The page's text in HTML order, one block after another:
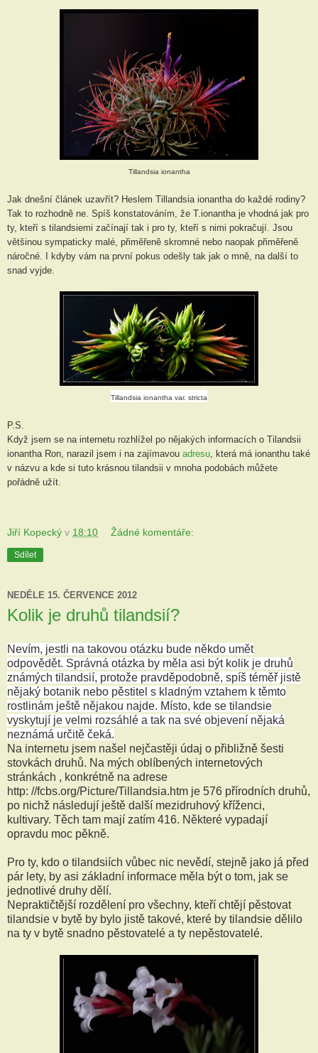
Tillandsia ionantha
Jak dnešní článek uzavřít? Heslem Tillandsia ionantha do každé rodiny?
Tak to rozhodně ne. Spíš konstatováním, že T.ionantha je vhodná jak pro
ty, kteří s tilandsiemi začínají tak i pro ty, kteří s nimi pokračují. Jsou
většinou sympaticky malé, přiměřeně skromné nebo naopak přiměřeně
náročné. I kdyby vám na první pokus odešly tak jak o mně, na další to
snad vyjde.
Tillandsia ionantha var. stricta
P.S.
Když jsem se na internetu rozhlížel po nějakých informacích o Tilandsii
ionantha Ron, narazil jsem i na zajímavou adresu , která má ionanthu také
v názvu a kde si tuto krásnou tilandsii v mnoha podobách můžete
pořádně užít.
Jiří Kopecký v 18:10 Žádné komentáře:
Sdílet
NEDĚLE 15. ČERVENCE 2012
Kolik je druhů tilandsií?
Nevím, jestli na takovou otázku bude někdo umět
odpovědět. Správná otázka by měla asi být kolik je druhů
známých tilandsií, protože pravděpodobně, spíš téměř jistě
nějaký botanik nebo pěstitel s kladným vztahem k těmto
rostlinám ještě nějakou najde. Místo, kde se tilandsie
vyskytují je velmi rozsáhlé a tak na své objevení nějaká
neznámá určitě čeká.
Na internetu jsem našel nejčastěji údaj o přibližně šesti
stovkách druhů. Na mých oblíbených internetových
stránkách , konkrétně na adrese
http: //fcbs.org/Picture/Tillandsia.htm je 576 přírodních druhů,
po nichž následují ještě další mezidruhový kříženci,
kultivary. Těch tam mají zatím 416. Některé vypadají
opravdu moc pěkně.
Pro ty, kdo o tilandsiích vůbec nic nevědí, stejně jako já před
pár lety, by asi základní informace měla být o tom, jak se
jednotlivé druhy dělí.
Nepraktičtější rozdělení pro všechny, kteří chtějí pěstovat
tilandsie v bytě by bylo jistě takové, které by tilandsie dělilo
na ty v bytě snadno pěstovatelé a ty nepěstovatelé.